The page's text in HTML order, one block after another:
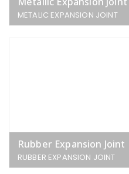
METALIC EXPANSION JOINT
Rubber Expansion Joint
RUBBER EXPANSION JOINT